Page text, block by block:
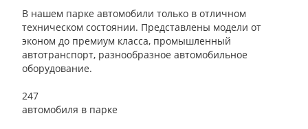
В нашем парке автомобили только в отличном
техническом состоянии. Представлены модели от
эконом до премиум класса, промышленный
автотранспорт, разнообразное автомобильное
оборудование.
247
автомобиля в парке